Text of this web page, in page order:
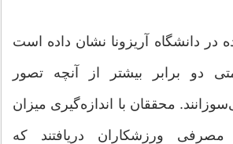
در دانشگاه آریزونا نشان داده است
دو برابر بیشتر از آنچه تصور
محققان با اندازه‌گیری میزان
ورزشکاران دریافتند که